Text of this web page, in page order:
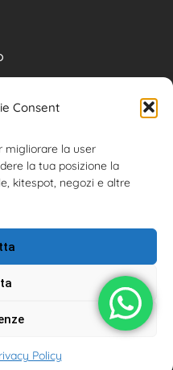
Consent
migliorare la user
la tua posizione la
kitespot, negozi e altre
PolicyKitesurf Italiana